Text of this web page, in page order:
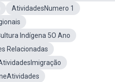
AtividadesNumero 1
Indígena 5O Ano
Relacionadas